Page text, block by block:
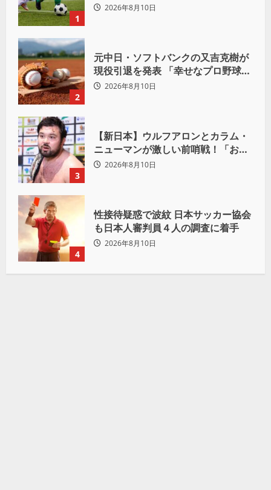
1
ニッチ同点弾
2026年8月10日
2
元中日・ソフトバンクの又吉克樹が
現役引退を発表 「幸せなプロ野球人
生でした」
2026年8月10日
3
【新日本】ウルフアロンとカラム・
ニューマンが激しい前哨戦！「お前
は俺の胸毛にカラム(絡む)小バエと
2026年8月10日
4
性接待疑惑で波紋 日本サッカー協会
も日本人審判員４人の調査に着手
2026年8月10日